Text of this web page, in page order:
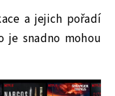
a jejich pořadí
je snadno mohou